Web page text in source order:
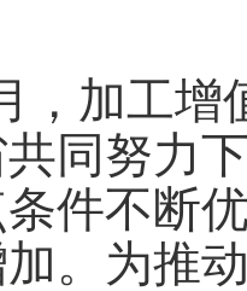
，加工增
同努力
件不断
。为推